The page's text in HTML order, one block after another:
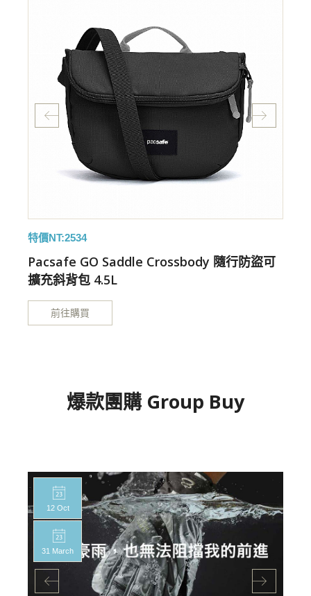
特價NT:2534
Pacsafe GO Saddle Crossbody 隨行防盜可
擴充斜背包 4.5L
前往購買
爆款團購 Group Buy
12 Oct
31 March